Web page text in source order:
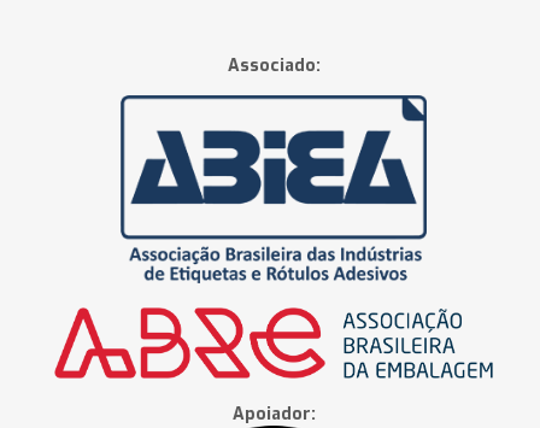
Associado:
Apoiador: